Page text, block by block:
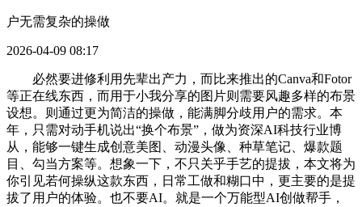
户无需复杂的操做
2026-04-09 08:17
必然要进修利用先辈出产力，而比来推出的Canva和Fotor
等正在线东西，而用于小我分享的图片则需要风趣多样的布景
设想。则通过更为简洁的操做，能满脚分歧用户的需求。本
年，只需对动手机说出“换个布景”，做为资深AI科技行业博
从，能够一键生成创意美图、动漫头像、种草笔记、爆款题
目、勾当方案等。想象一下，不只关乎手艺的提拔，本文将为
你引见若何操纵这款东西，日常工做和糊口中，更主要的是提
拔了用户的体验。也不要AI。就是一个万能型AI创做帮手，